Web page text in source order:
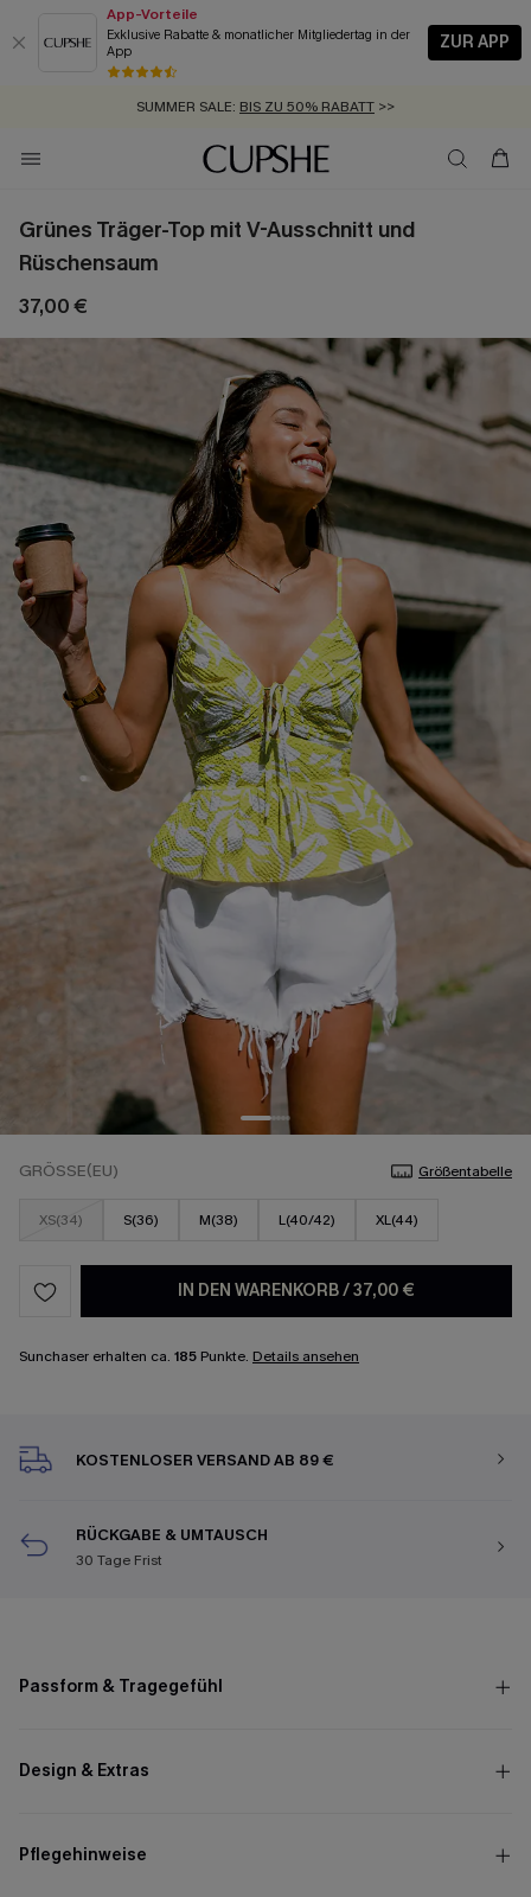
App-Vorteile
Exklusive Rabatte & monatlicher Mitgliedertag in der
App
ZUR APP
GRATIS MASSBAND MIT JEDEM SCHNELLVERSAND-ARTIKEL >>
SUMMER SALE: BIS ZU 50% RABATT >>
ZUM NEWSLETTER:BIS ZU -20% EXTRA ERHALTEN
KOSTENLOSER VERSAND AB 89 €
Grünes Träger-Top mit V-Ausschnitt und
Rüschensaum
37,00 €
GRÖSSE(EU) Größentabelle
XS(34) S(36) M(38) L(40/42) XL(44)
IN DEN WARENKORB/37,00 €
Sunchaser erhalten ca. 185 Punkte. Details ansehen
KOSTENLOSER VERSAND AB 89 €
RÜCKGABE & UMTAUSCH
30 Tage Frist
Passform & Tragegefühl
Design & Extras
Pflegehinweise